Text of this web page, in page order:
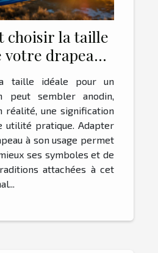
choisir la taille
votre drapeau
?
taille idéale pour un
peut sembler anodin,
réalité, une signification
utilité pratique. Adapter
à son usage permet
ses symboles et de
attachées à cet